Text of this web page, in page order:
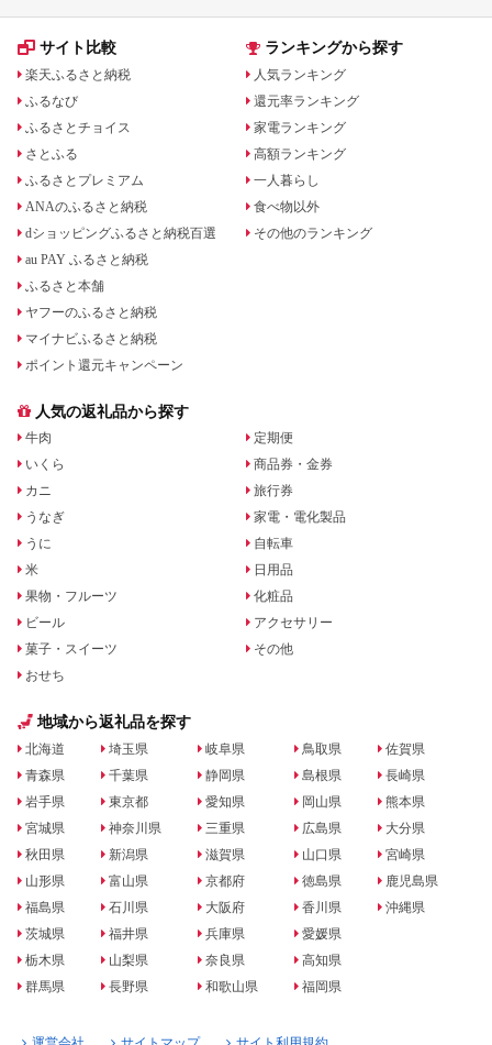
サイト比較
楽天ふるさと納税
ふるなび
ふるさとチョイス
さとふる
ふるさとプレミアム
ANAのふるさと納税
dショッピングふるさと納税百選
au PAY ふるさと納税
ふるさと本舗
ヤフーのふるさと納税
マイナビふるさと納税
ポイント還元キャンペーン
ランキングから探す
人気ランキング
還元率ランキング
家電ランキング
高額ランキング
一人暮らし
食べ物以外
その他のランキング
人気の返礼品から探す
牛肉
いくら
カニ
うなぎ
うに
米
果物・フルーツ
ビール
菓子・スイーツ
おせち
定期便
商品券・金券
旅行券
家電・電化製品
自転車
日用品
化粧品
アクセサリー
その他
地域から返礼品を探す
北海道
青森県
岩手県
宮城県
秋田県
山形県
福島県
茨城県
栃木県
群馬県
埼玉県
千葉県
東京都
神奈川県
新潟県
富山県
石川県
福井県
山梨県
長野県
岐阜県
静岡県
愛知県
三重県
滋賀県
京都府
大阪府
兵庫県
奈良県
和歌山県
鳥取県
島根県
岡山県
広島県
山口県
徳島県
香川県
愛媛県
高知県
福岡県
佐賀県
長崎県
熊本県
大分県
宮崎県
鹿児島県
沖縄県